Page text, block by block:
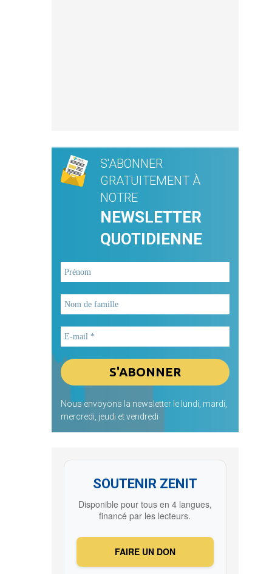
S'ABONNER
GRATUITEMENT À
NOTRE
NEWSLETTER
QUOTIDIENNE
Nous envoyons la newsletter le lundi, mardi,
mercredi, jeudi et vendredi
SOUTENIR ZENIT
Disponible pour tous en 4 langues,
financé par les lecteurs.
FAIRE UN DON